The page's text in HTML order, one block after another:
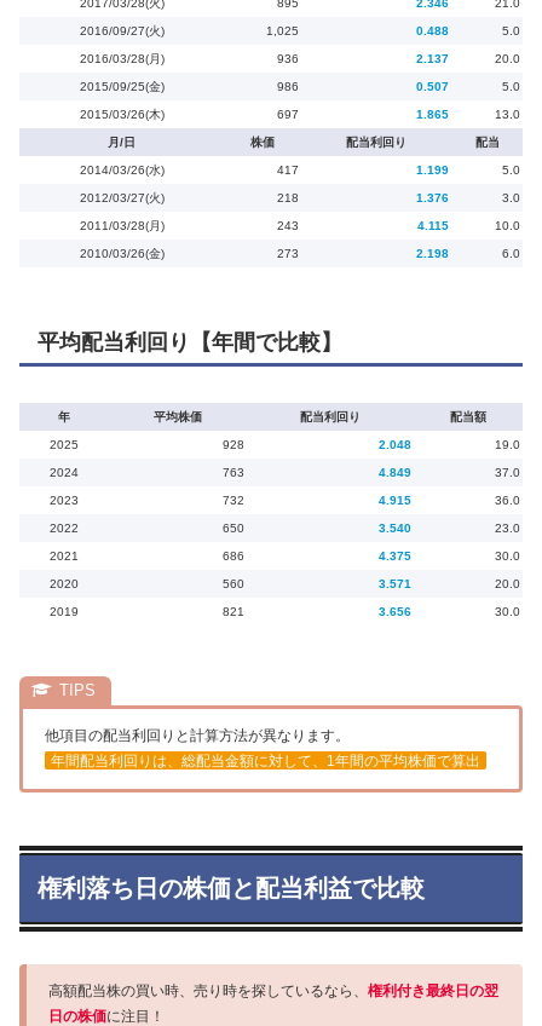
2017/03/28(火) 895 2.346 21.0
2016/09/27(火) 1,025 0.488 5.0
2016/03/28(月) 936 2.137 20.0
2015/09/25(金) 986 0.507 5.0
2015/03/26(木) 697 1.865 13.0
月/日 株価 配当利回り 配当
2014/03/26(水) 417 1.199 5.0
2012/03/27(火) 218 1.376 3.0
2011/03/28(月) 243 4.115 10.0
2010/03/26(金) 273 2.198 6.0
平均配当利回り【年間で比較】
年 平均株価 配当利回り 配当額
2025 928 2.048 19.0
2024 763 4.849 37.0
2023 732 4.915 36.0
2022 650 3.540 23.0
2021 686 4.375 30.0
2020 560 3.571 20.0
2019 821 3.656 30.0
他項目の配当利回りと計算方法が異なります。
年間配当利回りは、総配当金額に対して、1年間の平均株価で算出
権利落ち日の株価と配当利益で比較
高額配当株の買い時、売り時を探しているなら、 権利付き最終日の翌
日の株価に注目！